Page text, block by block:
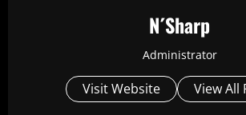
N´Sharp
Administrator
Visit Website View All